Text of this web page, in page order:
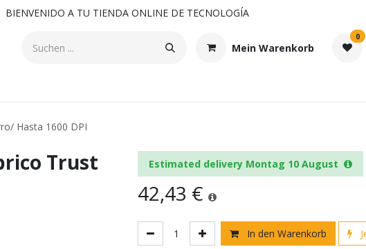
BIENVENIDO A TU TIENDA ONLINE DE TECNOLOGÍA
Mein Warenkorb
0
Hasta 1600 DPI
Trust
Estimated delivery Montag 10 August
42,43 €
In den Warenkorb